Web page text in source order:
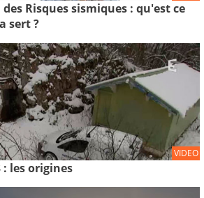
Risques sismiques : qu'est ce
sert ?
VIDEO
: les origines